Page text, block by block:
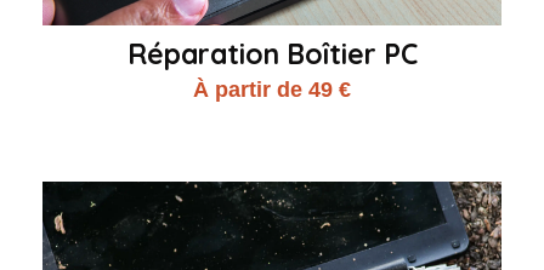
Réparation Boîtier PC
À partir de 49 €